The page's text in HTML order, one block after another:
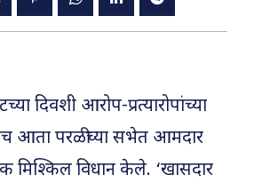
दिवशी आरोप-प्रत्यारोपांच्या
आता परळीच्या सभेत आमदार
मिश्किल विधान केले. ‘खासदार